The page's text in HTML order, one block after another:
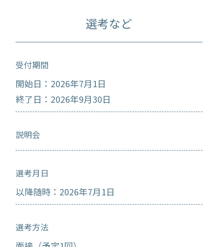
選考など
受付期間
開始日：2026年7月1日
終了日：2026年9月30日
説明会
選考月日
以降随時：2026年7月1日
選考方法